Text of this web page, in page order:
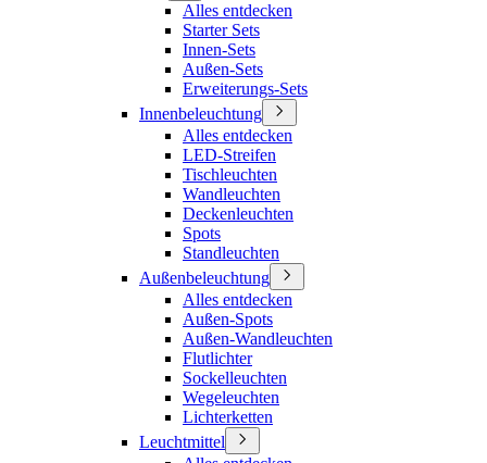
Alles entdecken
Starter Sets
Innen-Sets
Außen-Sets
Erweiterungs-Sets
Innenbeleuchtung
Alles entdecken
LED-Streifen
Tischleuchten
Wandleuchten
Deckenleuchten
Spots
Standleuchten
Außenbeleuchtung
Alles entdecken
Außen-Spots
Außen-Wandleuchten
Flutlichter
Sockelleuchten
Wegeleuchten
Lichterketten
Leuchtmittel